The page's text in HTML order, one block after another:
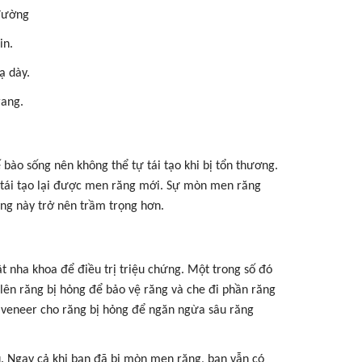
dày.
sống nên không thể tự tái tạo khi bị tổn thương.
tạo lại được men răng mới. Sự mòn men răng
này trở nên trầm trọng hơn.
nha khoa để điều trị triệu chứng. Một trong số đó
răng bị hỏng để bảo vệ răng và che đi phần răng
cho răng bị hỏng để ngăn ngừa sâu răng
cả khi bạn đã bị mòn men răng, bạn vẫn có